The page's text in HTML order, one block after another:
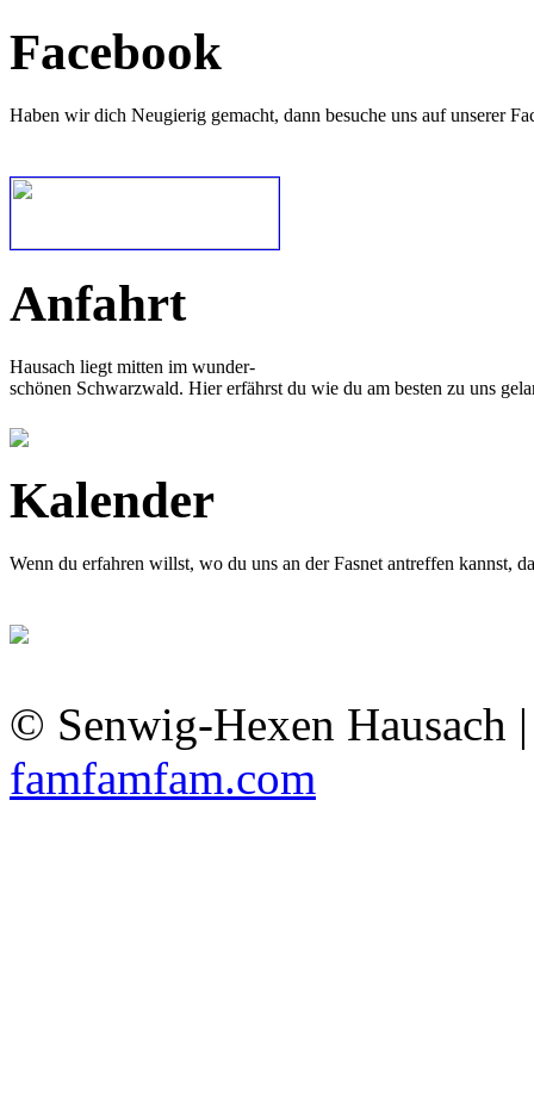
Facebook
Haben wir dich Neugierig gemacht, dann besuche uns auf unserer
Anfahrt
Hausach liegt mitten im wunder-
schönen Schwarzwald. Hier erfährst du wie du am besten zu uns
Kalender
Wenn du erfahren willst, wo du uns an der Fasnet antreffen kannst,
© Senwig-Hexen Hausach
famfamfam.com